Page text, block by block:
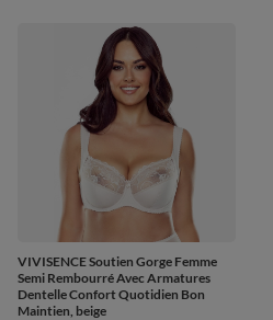
VIVISENCE Soutien Gorge Femme
Semi Rembourré Avec Armatures
Dentelle Confort Quotidien Bon
Maintien, beige